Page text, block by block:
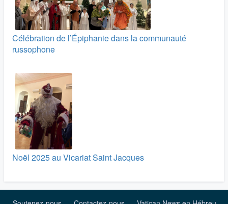
Célébration de l’Épiphanie dans la communauté
russophone
Noël 2025 au Vicariat Saint Jacques